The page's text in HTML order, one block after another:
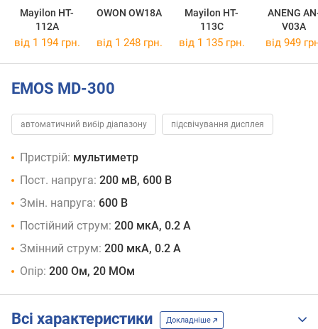
Mayilon HT-
112A
OWON OW18A
Mayilon HT-
113C
ANENG
V03A
від 1 194 грн. від 1 248 грн. від 1 135 грн. від 949
EMOS MD-300
автоматичний вибір діапазону підсвічування дисплея
Пристрій: мультиметр
Пост. напруга: 200 мВ, 600 В
Змін. напруга: 600 В
Постійний струм: 200 мкА, 0.2 А
Змінний струм: 200 мкА, 0.2 А
Опір: 200 Ом, 20 МОм
Всі характеристики Докладніше